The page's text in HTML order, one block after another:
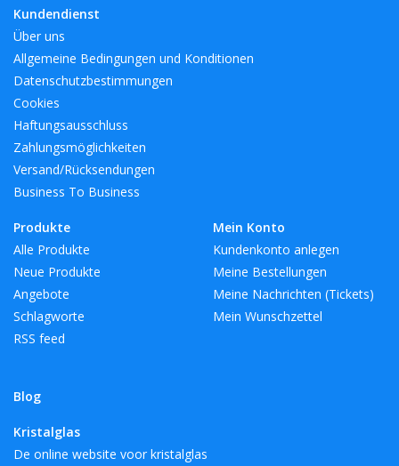
Kundendienst
Über uns
Allgemeine Bedingungen und Konditionen
Datenschutzbestimmungen
Cookies
Haftungsausschluss
Zahlungsmöglichkeiten
Versand/Rücksendungen
Business To Business
Produkte
Alle Produkte
Neue Produkte
Angebote
Schlagworte
RSS feed
Blog
Mein Konto
Kundenkonto anlegen
Meine Bestellungen
Meine Nachrichten (Tickets)
Mein Wunschzettel
Kristalglas
De online website voor kristalglas